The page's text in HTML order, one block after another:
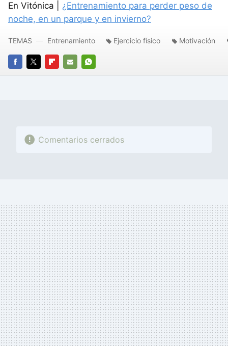
En Vitónica | ¿Entrenamiento para perder peso de
noche, en un parque y en invierno?
FACEBOOK
TWITTERFLIPBOARD
E-
WHATSAPP
TEMAS Entrenamiento Ejercicio físico Motivación
Comentarios cerrados